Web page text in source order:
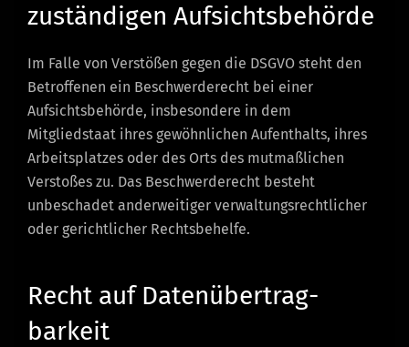
zuständigen Aufsichts­behörde
Im Falle von Verstößen gegen die DSGVO steht den
Betroffenen ein Beschwerderecht bei einer
Aufsichtsbehörde, insbesondere in dem
Mitgliedstaat ihres gewöhnlichen Aufenthalts, ihres
Arbeitsplatzes oder des Orts des mutmaßlichen
Verstoßes zu. Das Beschwerderecht besteht
unbeschadet anderweitiger verwaltungsrechtlicher
oder gerichtlicher Rechtsbehelfe.
Recht auf Daten­übertrag­
barkeit